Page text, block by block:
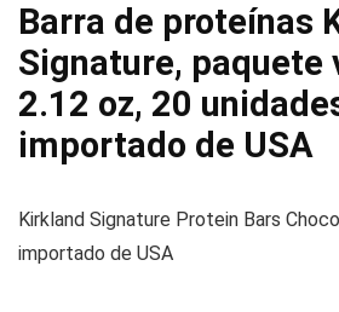
Barra de proteínas
Signature, paquete
2.12 oz, 20
importado de USA
Kirkland Signature Protein Bars
importado de USA